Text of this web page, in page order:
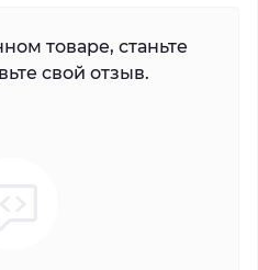
товаре, станьте
свой отзыв.